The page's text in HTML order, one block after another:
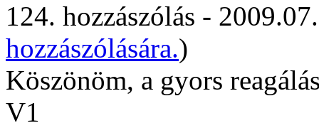
124. hozzászólás -
hozzászólására.)
Köszönöm, a gyors
V1